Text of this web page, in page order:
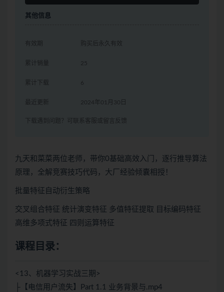
其他信息
有效期 购买后永久有效
累计销量 25
累计下载 6
最近更新 2024年01月30日
下载遇到问题？可联系客服或留言反馈
九天和菜菜两位老师，带你0基础高效入门，逐行推导算法
原理，全解竞赛技巧代码，大厂经验倾囊相授！
批量特征自动衍生策略
交叉组合特征 统计演变特征 多值特征提取 目标编码特征
高维多项式特征 四则运算特征
课程目录：
<13、机器学习实战三期>
├【电信用户流失】Part 1.1 业务背景与.mp4